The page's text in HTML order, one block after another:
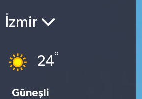
İzmir
24°
Güneşli